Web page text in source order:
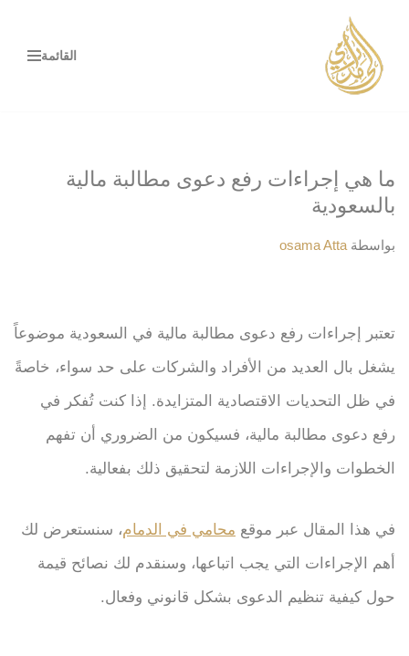
تخطى
إلى
القائمة
ما هي إجراءات رفع دعوى مطالبة مالية
بالسعودية
بواسطة osama Atta
تعتبر إجراءات رفع دعوى مطالبة مالية في السعودية موضوعاً
يشغل بال العديد من الأفراد والشركات على حد سواء، خاصةً
في ظل التحديات الاقتصادية المتزايدة. إذا كنت تُفكر في
رفع دعوى مطالبة مالية، فسيكون من الضروري أن تفهم
الخطوات والإجراءات اللازمة لتحقيق ذلك بفعالية.
في هذا المقال عبر موقع محامي في الدمام، سنستعرض لك
أهم الإجراءات التي يجب اتباعها، وسنقدم لك نصائح قيمة
حول كيفية تنظيم الدعوى بشكل قانوني وفعال.